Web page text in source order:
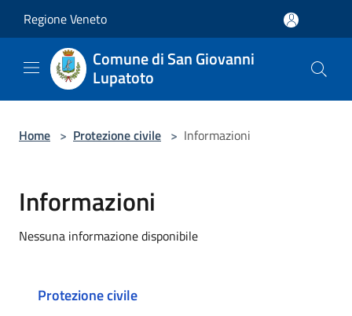
Regione Veneto
Comune di San Giovanni
Lupatoto
Home > Protezione civile > Informazioni
Informazioni
Nessuna informazione disponibile
Protezione civile